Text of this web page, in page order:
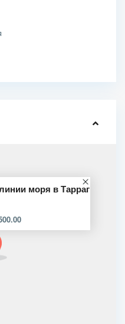
моря в Тарраг